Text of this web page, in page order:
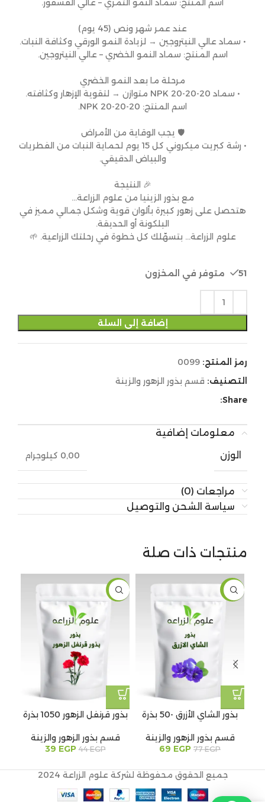
اسم المنتج: سماد النمو الثمري – عالي الفسفور.
عند عمر شهر ونص (45 يوم)
• سماد عالي النيتروجين → لزيادة النمو الورقي وكثافة النبات.
اسم المنتج: سماد النمو الخضري – عالي النيتروجين.
مرحلة ما بعد النمو الخضري
• سماد NPK 20-20-20 متوازن → لتقوية الإزهار وكثافته.
اسم المنتج: NPK 20-20-20.
🛡 يجب الوقاية من الأمراض
• رشة كبريت ميكروني كل 15 يوم لحماية النبات من الفطريات
والبياض الدقيقي.
🎉 النتيجة
مع بذور الزينيا من علوم الزراعة…
هتحصل على زهور كبيرة بألوان قوية وشكل جمالي مميز في
البلكونة أو الحديقة.
علوم الزراعة… بتسهّلك كل خطوة في رحلتك الزراعية. 🌱
51 متوفر في المخزون
إضافة إلى السلة
رمز المنتج: 0099
التصنيف: قسم بذور الزهور والزينة
Share:
معلومات إضافية
الوزن
0,00 كيلوجرام
مراجعات (0)
سياسة الشحن والتوصيل
منتجات ذات صلة
-10%
بذور الشاي الأزرق -50 بذرة
قسم بذور الزهور والزينة
77EGP
69 EGP
-11%
بذور قرنفل الزهور 1050 بذرة
قسم بذور الزهور والزينة
44EGP
39 EGP
جميع الحقوق محفوظة لشركة علوم الزراعة 2024